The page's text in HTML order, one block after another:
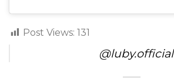
Post Views: 131
@luby.official